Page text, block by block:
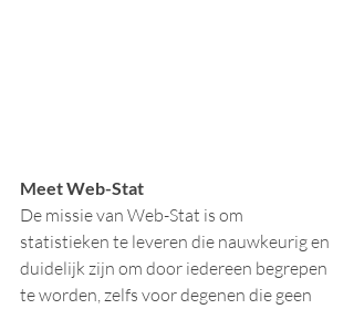
Meet Web-Stat
De missie van Web-Stat is om
statistieken te leveren die nauwkeurig en
duidelijk zijn om door iedereen begrepen
te worden, zelfs voor degenen die geen